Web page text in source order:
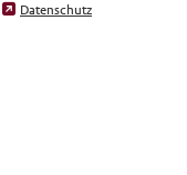
Datenschutz